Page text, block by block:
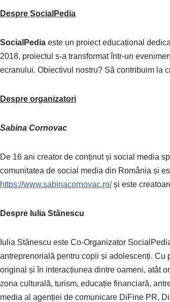
Despre SocialPedia
SocialPedia este un proiect educațional
2018, proiectul s-a transformat într-un
ecranului. Obiectivul nostru? Sã contribuim la
Despre organizatori
Sabina Cornovac
De 16 ani creator de conținut și social media
comunitatea de social media din România și
https://www.sabinacornovac.ro/și este
Despre Iulia Stănescu
Iulia Stănescu este Co-Organizator
antreprenorială pentru copii și adolescenți. Cu
original și în interacțiunea dintre oameni, atât
zona culturală, turism, educație financiară,
media al agenției de comunicare DiFine PR,